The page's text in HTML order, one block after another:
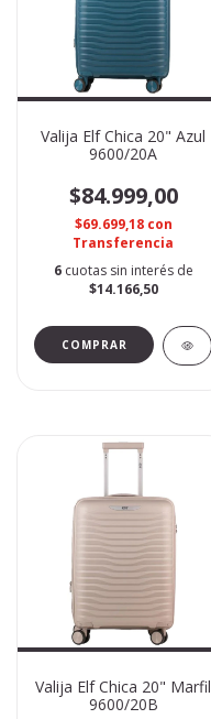
Valija Elf Chica 20" Azul
9600/20A
$84.999,00
$69.699,18 con
Transferencia
6 cuotas sin interés de
$14.166,50
Valija Elf Chica 20" Marfil
9600/20B